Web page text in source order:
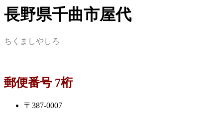
長野県千曲市屋代
ちくましやしろ
郵便番号 7桁
〒387-0007